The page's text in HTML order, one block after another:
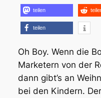
teilen
teilen
Oh Boy. Wenn die
Marketern von der
dann gibt’s an
bei den Kindern.